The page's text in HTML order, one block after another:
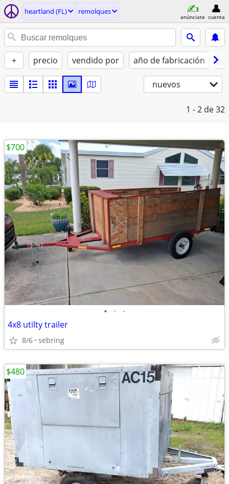
heartland (FL) remolques
anúnciate cuenta
+ precio vendido por año de fabricación
nuevos
1 - 2 de 32
• • •
4x8 utilty trailer
8/6 sebring
$700
$480